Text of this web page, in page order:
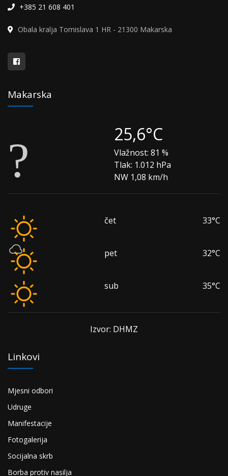
+385 21 608 401
Obala kralja Tomislava 1 HR - 21300 Makarska
Makarska
25,6°C
Vlažnost: 81 %
Tlak: 1.012 hPa
NW 1,08 km/h
čet 33°C
pet 32°C
sub 35°C
Izvor: DHMZ
Linkovi
Mjesni odbori
Udruge
Manifestacije
Fotogalerija
Socijalna skrb
Borba protiv nasilja